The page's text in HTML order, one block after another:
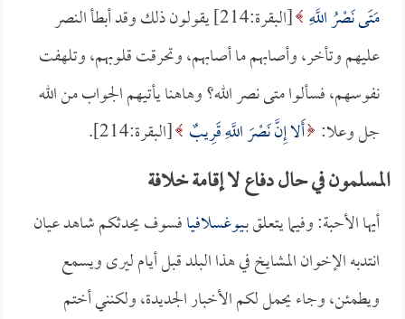
مَتَى نَصْرُ اللَّهِ
[البقرة:214] يقولون ذلك وقد أبطأ النصر
عليهم وتأخر، وأصابهم ما أصابهم، وتحرقت قلوبهم، وتلهفت
نفوسهم، فسألوا متى نصر الله؟ وهاهنا يأتيهم الجواب من الله
جل وعلا: أَلا إِنَّ نَصْرَ اللَّهِ قَرِيبٌ [البقرة:214].
المسلمون في حال دفاع لا إقامة خلافة
أيها الأحبة: وفيما يتعلق بـيوغسلافيافسوف يحدثكم شاهد عيان
انتدبه الإخوان المشايخ في هذا البلد قبل أيام ليرى ويسمع
ويطمئن، وجاء يحمل لكم الأخبار الجديدة، ولكنني أختم